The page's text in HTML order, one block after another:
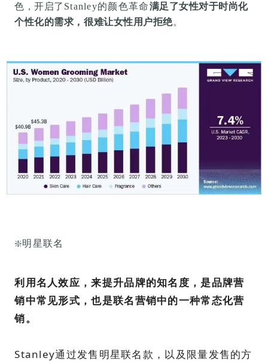
色 ，开启了 Stanley的颜色革命满足了女性对于时尚化
个性化的需求，很难让女性用户拒绝。
❇️明星联名
利用名人效应，来提升品牌的知名度，是品牌营
销中常见形式，也是联名营销中的一种常态化营
销。
Stanley通过发售明星联名款，以及限量发售的方